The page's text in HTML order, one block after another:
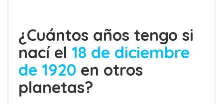
¿Cuántos años tengo si
nací el 18 de diciembre
de 1920 en otros
planetas?